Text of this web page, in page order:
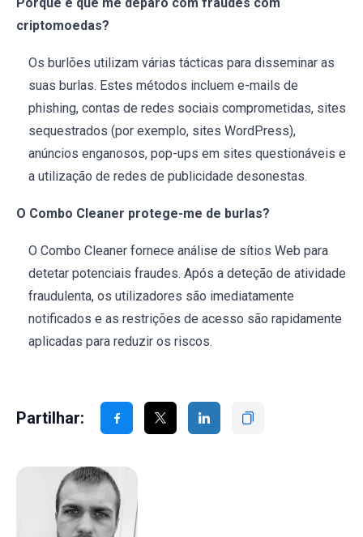
criptomoedas?
Os burlões utilizam várias tácticas para disseminar as
suas burlas. Estes métodos incluem e-mails de
phishing, contas de redes sociais comprometidas, sites
sequestrados (por exemplo, sites WordPress),
anúncios enganosos, pop-ups em sites questionáveis e
a utilização de redes de publicidade desonestas.
O Combo Cleaner protege-me de burlas?
O Combo Cleaner fornece análise de sítios Web para
detetar potenciais fraudes. Após a deteção de atividade
fraudulenta, os utilizadores são imediatamente
notificados e as restrições de acesso são rapidamente
aplicadas para reduzir os riscos.
Partilhar: